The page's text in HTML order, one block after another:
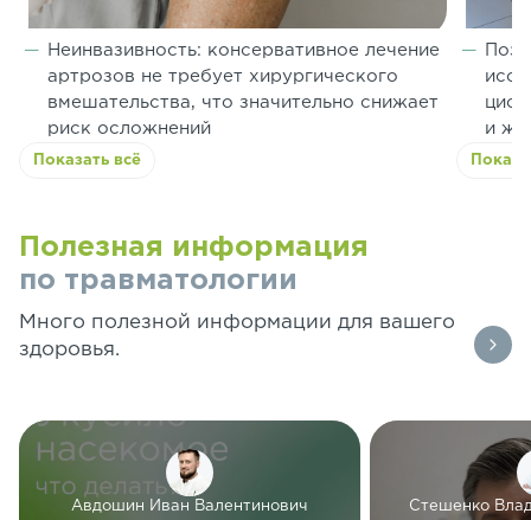
Неинвазивность: консервативное лечение
артрозов не требует хирургического
вмешательства, что значительно снижает
риск осложнений
Показать всё
и
Полезная информация
по травматологии
Много полезной информации для вашего
здоровья.
Авдошин Иван Валентинович Стешенко